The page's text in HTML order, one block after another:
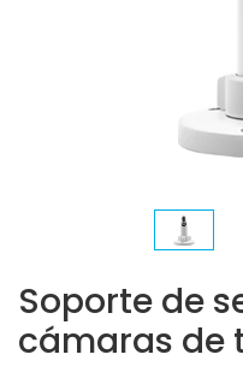
Soporte de
cámaras de